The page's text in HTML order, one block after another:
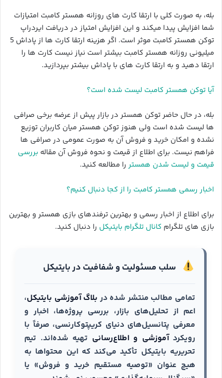
بله، به صورت کلی با ارتقا کارت های روزانه همستر کامبت امتیازات
شما افزایش پیدا میکند و این افزایش امتیاز در دریافت ایردراپ
توکن همستر کامبت موثر است. اگر هزینه ارتقا کارت ها از پاداش 5
میلیونی روزانه همستر کامبت بیشتر است نیاز نیست کارت ها را
ارتقا دهید و به ارتقا کارت های با پاداش بیشتر بپردازید.
آیا توکن همستر کامبت لیست شده است؟
بله، در حال حاضر توکن همستر در بازار پیش از عرضه برخی صرافی
ها لیست شده است ولی هنوز توکن همستر میان کاربران توزیع
نشده و امکان خرید و فروش آن به صورت عمومی در صرافی ها
فراهم نیست. برای اطلاع از قیمت و نحوه فروش آن مقاله بررسی
قیمت و لیست شدن همستر را مطالعه کنید.
اخبار رسمی همستر کامبت را از کجا دنبال کنیم؟
برای اطلاع از اخبار رسمی و بهترین ترفندهای بازی همستر و بهترین
بازی های تلگرام کانال تلگرام بایتیکل را دنبال کنید.
سلب مسئولیت و شفافیت در بایتیکل
تمامی مطالب منتشر شده در بلاگ آموزشی بایتیکل،
اعم از تحلیل‌های بازار، بررسی پروژه‌ها، اخبار و
معرفی پتانسیل‌های دنیای کریپتوکارنسی، صرفاً با
رویکردآموزشی و اطلاع‌رسانی تهیه شده‌اند. تیم
تحریریه بایتیکل تأکید می‌کند که این محتواها به
هیچ عنوان «توصیه مستقیم خرید و فروش» یا